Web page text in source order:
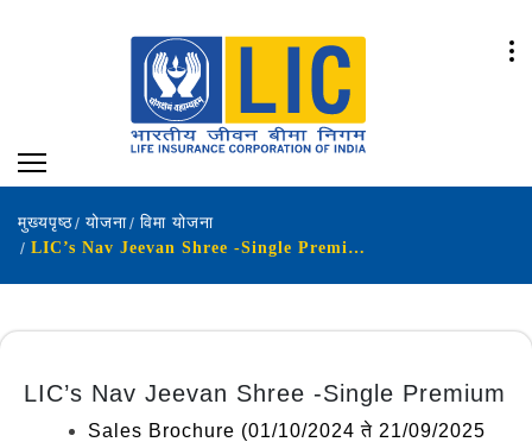
मुख्यपृष्ठ योजना
विमा योजना
LIC’s Nav Jeevan Shree -Single Premium (Plan No.911)
LIC’s Nav Jeevan Shree -Single Premium
Sales Brochure (01/10/2024 ते 21/09/2025